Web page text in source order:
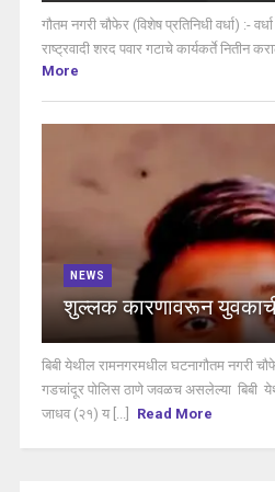
गौतम नगरी चौफेर (विशेष प्रतिनिधी वर्धा) :-
राष्ट्रवादी शरद पवार गटाचे कार्यकर्ते नितीन
More
NEWS
शुल्लक कारणावरून
बिबी येथील रामनगरमधील घटनागौतम नगरी
गडचांदूर पोलिस ठाणे जवळच असलेल्या बिबी
जाधव (२१) य [...]
Read More